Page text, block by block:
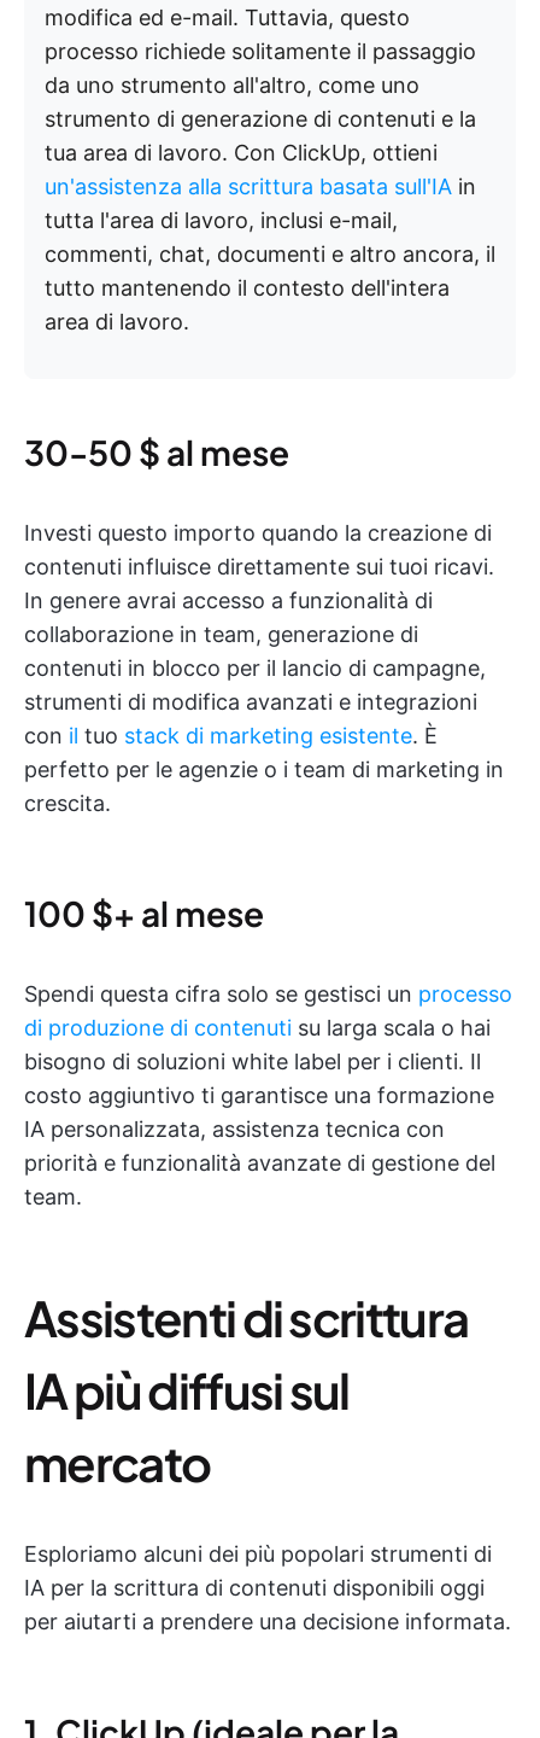
modifica ed e-mail. Tuttavia, questo
processo richiede solitamente il passaggio
da uno strumento all'altro, come uno
strumento di generazione di contenuti e la
tua area di lavoro. Con ClickUp, ottieni
un'assistenza alla scrittura basata sull'IA in
tutta l'area di lavoro, inclusi e-mail,
commenti, chat, documenti e altro ancora, il
tutto mantenendo il contesto dell'intera
area di lavoro.
30-50 $ al mese
Investi questo importo quando la creazione di
contenuti influisce direttamente sui tuoi ricavi.
In genere avrai accesso a funzionalità di
collaborazione in team, generazione di
contenuti in blocco per il lancio di campagne,
strumenti di modifica avanzati e integrazioni
con il tuo stack di marketing esistente. È
perfetto per le agenzie o i team di marketing in
crescita.
100 $+ al mese
Spendi questa cifra solo se gestisci un processo
di produzione di contenuti su larga scala o hai
bisogno di soluzioni white label per i clienti. Il
costo aggiuntivo ti garantisce una formazione
IA personalizzata, assistenza tecnica con
priorità e funzionalità avanzate di gestione del
team.
Assistenti di scrittura
IA più diffusi sul
mercato
Esploriamo alcuni dei più popolari strumenti di
IA per la scrittura di contenuti disponibili oggi
per aiutarti a prendere una decisione informata.